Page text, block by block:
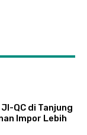
QC di Tanjung
Impor Lebih